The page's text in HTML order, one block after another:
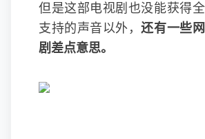
但是这部电视剧也没能获得
支持的声音以外，还有一些
剧差点意思。